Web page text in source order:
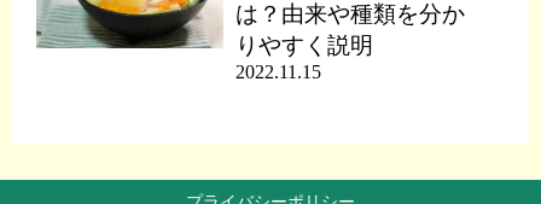
は？由来や種類を分か
りやすく説明
2022.11.15